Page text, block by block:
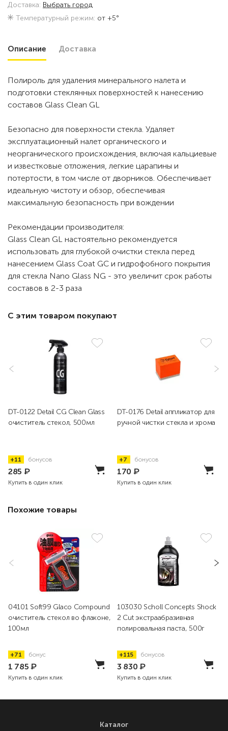
Доставка: Выбрать город
Температурный режим: от +5°
Описание Доставка
Полироль для удаления минерального налета и
подготовки стеклянных поверхностей к нанесению
составов Glass Clean GL
Безопасно для поверхности стекла. Удаляет
эксплуатационный налет органического и
неорганического происхождения, включая кальциевые
и известковые отложения, легкие царапины и
потертости, в том числе от дворников. Обеспечивает
идеальную чистоту и обзор, обеспечивая
максимальную безопасность при вождении
Рекомендации производителя:
Glass Clean GL настоятельно рекомендуется
использовать для глубокой очистки стекла перед
нанесением Glass Coat GC и гидрофобного покрытия
для стекла Nano Glass NG - это увеличит срок работы
составов в 2-3 раза
С этим товаром покупают
DT-0122 Detail CG Clean Glass
очиститель стекол, 500мл
+11 бонусов
285 ₽
Купить в один клик
DT-0176 Detail аппликатор для
ручной чистки стекла и хрома
+7 бонусов
170 ₽
Купить в один клик
Похожие товары
04101 Soft99 Glaco Compound
очиститель стекол во флаконе,
100мл
+71 бонус
1 785₽
Купить в один клик
103030 Scholl Concepts Shock
2 Cut экстраабразивная
полировальная паста, 500г
+115 бонусов
3 830₽
Купить в один клик
Каталог